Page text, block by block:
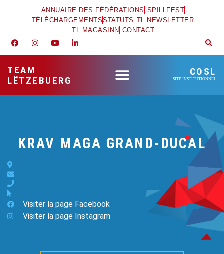
ANNUAIRE DES FÉDÉRATIONS SPILLFEST
TÉLÉCHARGEMENTSSTATUTS TL NEWSLETTER
TL MAGASINN CONTACT
TEAM
LËTZEBUERG
COSL
SITE INSTITUTIONNEL
KRAV MAGA GRAND-DUCAL
Visiter la page Facebook
Visiter la page Instagram